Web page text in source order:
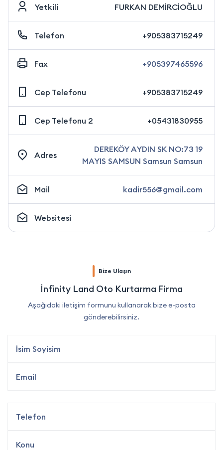
Yetkili FURKAN DEMİRCİOĞLU
Telefon +905383715249
Fax +905397465596
Cep Telefonu +905383715249
Cep Telefonu 2 +05431830955
Adres
DEREKÖY AYDIN SK NO:73 19
MAYIS SAMSUN Samsun Samsun
Mail kadir556@gmail.com
Websitesi
Bize Ulaşın
İnfinity Land Oto Kurtarma Firma
Aşağıdaki iletişim formunu kullanarak bize e-posta
gönderebilirsiniz.